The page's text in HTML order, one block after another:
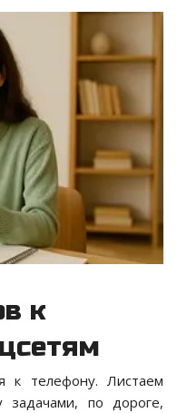
к
телефону. Листаем
по дороге,